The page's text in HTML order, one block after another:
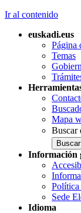
Ir al contenido
euskadi.eus
Página
Temas
Mapa
Buscar
Información
Política
Sede
Idioma